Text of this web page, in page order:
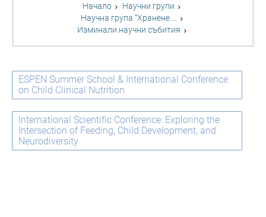
Начало
Научни групи
Научна група “Хранене …
Изминали научни събития
ESPEN Summer School & International Conference
on Child Clinical Nutrition
International Scientific Conference: Exploring the
Intersection of Feeding, Child Development, and
Neurodiversity